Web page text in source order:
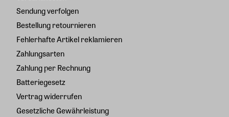
Sendung verfolgen
Bestellung retournieren
Fehlerhafte Artikel reklamieren
Zahlungsarten
Zahlung per Rechnung
Batteriegesetz
Vertrag widerrufen
Gesetzliche Gewährleistung